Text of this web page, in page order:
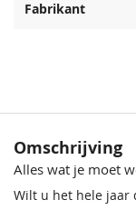
Fabrikant
Omschrijving
Alles wat je moet
Wilt u het hele jaar